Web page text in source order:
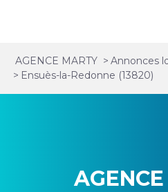
AGENCE MARTY > Annonces
> Ensuès-la-Redonne (13820)